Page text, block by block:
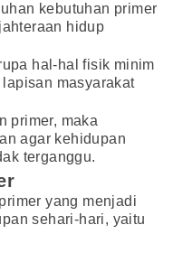
kebutuhan primer
hidup
hal-hal fisik minim
masyarakat
primer, maka
agar kehidupan
terganggu.
yang menjadi
sehari-hari, yaitu